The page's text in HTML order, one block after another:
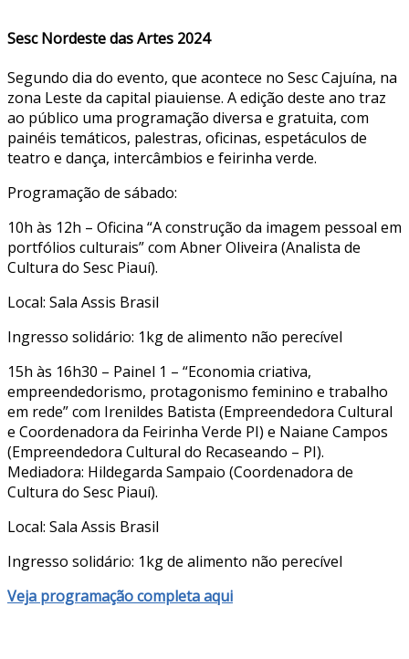
Sesc Nordeste das Artes 2024
Segundo dia do evento, que acontece no Sesc Cajuína, na
zona Leste da capital piauiense. A edição deste ano traz
ao público uma programação diversa e gratuita, com
painéis temáticos, palestras, oficinas, espetáculos de
teatro e dança, intercâmbios e feirinha verde.
Programação de sábado:
10h às 12h – Oficina “A construção da imagem pessoal em
portfólios culturais” com Abner Oliveira (Analista de
Cultura do Sesc Piauí).
Local: Sala Assis Brasil
Ingresso solidário: 1kg de alimento não perecível
15h às 16h30 – Painel 1 – “Economia criativa,
empreendedorismo, protagonismo feminino e trabalho
em rede” com Irenildes Batista (Empreendedora Cultural
e Coordenadora da Feirinha Verde PI) e Naiane Campos
(Empreendedora Cultural do Recaseando – PI).
Mediadora: Hildegarda Sampaio (Coordenadora de
Cultura do Sesc Piauí).
Local: Sala Assis Brasil
Ingresso solidário: 1kg de alimento não perecível
Veja programação completa aqui